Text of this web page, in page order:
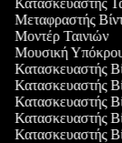
Κατασκευαστής
Μεταφραστής
Μοντέρ Ταινιών
Μουσική
Κατασκευαστής
Κατασκευαστής
Κατασκευαστής
Κατασκευαστής
Κατασκευαστής